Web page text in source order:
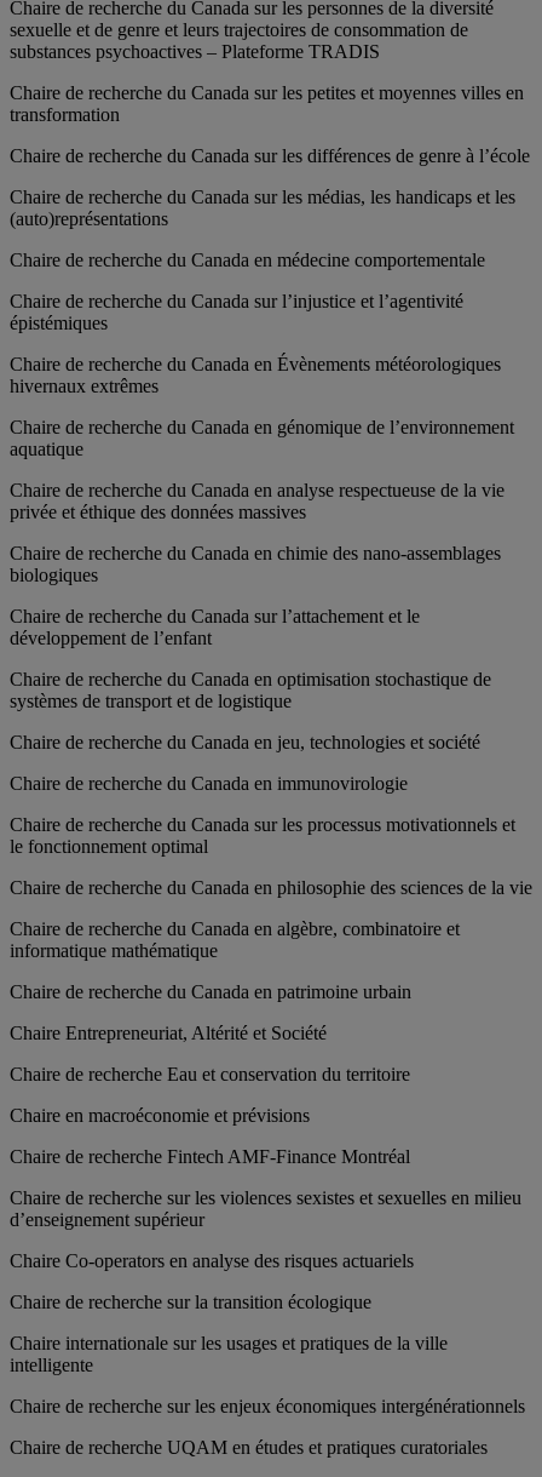
Chaire de recherche du Canada sur les personnes de la diversité
sexuelle et de genre et leurs trajectoires de consommation de
substances psychoactives – Plateforme TRADIS
Chaire de recherche du Canada sur les petites et moyennes villes en
transformation
Chaire de recherche du Canada sur les différences de genre à l’école
Chaire de recherche du Canada sur les médias, les handicaps et les
(auto)représentations
Chaire de recherche du Canada en médecine comportementale
Chaire de recherche du Canada sur l’injustice et l’agentivité
épistémiques
Chaire de recherche du Canada en Évènements météorologiques
hivernaux extrêmes
Chaire de recherche du Canada en génomique de l’environnement
aquatique
Chaire de recherche du Canada en analyse respectueuse de la vie
privée et éthique des données massives
Chaire de recherche du Canada en chimie des nano-assemblages
biologiques
Chaire de recherche du Canada sur l’attachement et le
développement de l’enfant
Chaire de recherche du Canada en optimisation stochastique de
systèmes de transport et de logistique
Chaire de recherche du Canada en jeu, technologies et société
Chaire de recherche du Canada en immunovirologie
Chaire de recherche du Canada sur les processus motivationnels et
le fonctionnement optimal
Chaire de recherche du Canada en philosophie des sciences de la vie
Chaire de recherche du Canada en algèbre, combinatoire et
informatique mathématique
Chaire de recherche du Canada en patrimoine urbain
Chaire Entrepreneuriat, Altérité et Société
Chaire de recherche Eau et conservation du territoire
Chaire en macroéconomie et prévisions
Chaire de recherche Fintech AMF-Finance Montréal
Chaire de recherche sur les violences sexistes et sexuelles en milieu
d’enseignement supérieur
Chaire Co-operators en analyse des risques actuariels
Chaire de recherche sur la transition écologique
Chaire internationale sur les usages et pratiques de la ville
intelligente
Chaire de recherche sur les enjeux économiques intergénérationnels
Chaire de recherche UQAM en études et pratiques curatoriales